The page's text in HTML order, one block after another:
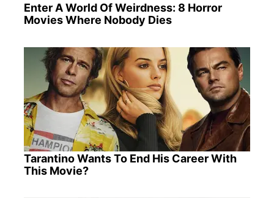
Enter A World Of Weirdness: 8 Horror
Movies Where Nobody Dies
Tarantino Wants To End His Career With
This Movie?